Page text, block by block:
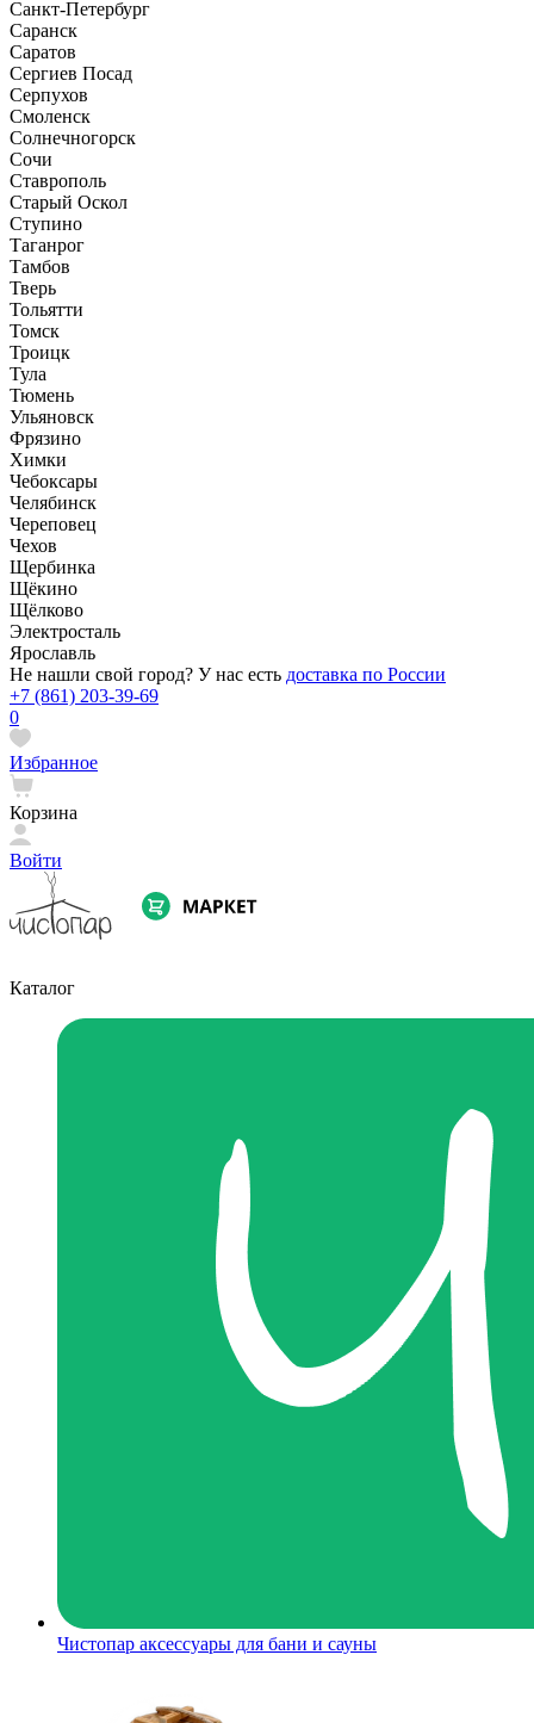
Санкт-Петербург
Саранск
Саратов
Сергиев Посад
Серпухов
Смоленск
Солнечногорск
Сочи
Ставрополь
Старый Оскол
Ступино
Таганрог
Тамбов
Тверь
Тольятти
Томск
Троицк
Тула
Тюмень
Ульяновск
Фрязино
Химки
Чебоксары
Челябинск
Череповец
Чехов
Щербинка
Щёкино
Щёлково
Электросталь
Ярославль
Не нашли свой город? У нас есть доставка по России
+7 (861) 203-39-69
0
Избранное
Корзина
Войти
Каталог
Чистопар аксессуары для бани и сауны